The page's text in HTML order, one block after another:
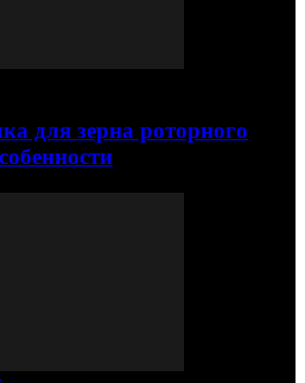
для зерна роторного